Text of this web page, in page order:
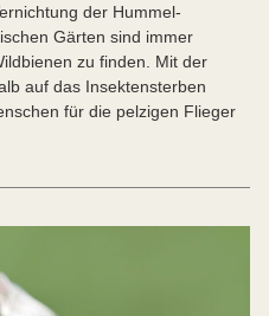
der Hummel-
Gärten sind immer
zu finden. Mit der
auf das Insektensterben
für die pelzigen Flieger